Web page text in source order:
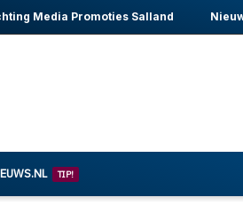
Media Promoties Salland
TIP!